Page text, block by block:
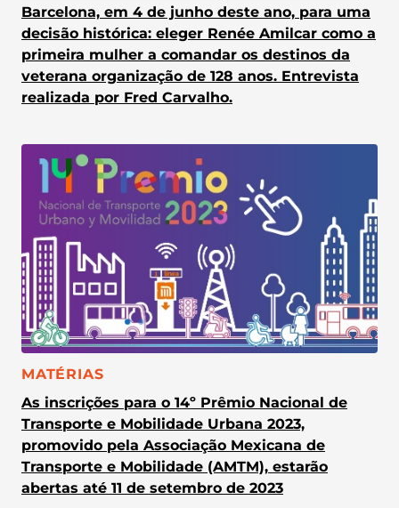
Barcelona, em 4 de junho deste ano, para uma
decisão histórica: eleger Renée Amilcar como a
primeira mulher a comandar os destinos da
veterana organização de 128 anos. Entrevista
realizada por Fred Carvalho.
CATEGORIA:
MATÉRIAS
As inscrições para o 14º Prêmio Nacional de
Transporte e Mobilidade Urbana 2023,
promovido pela Associação Mexicana de
Transporte e Mobilidade (AMTM), estarão
abertas até 11 de setembro de 2023